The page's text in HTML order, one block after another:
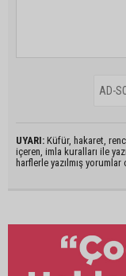
UYARI: Küfür, hakaret,
içeren, imla kuralları ile
harflerle yazılmış yorumlar